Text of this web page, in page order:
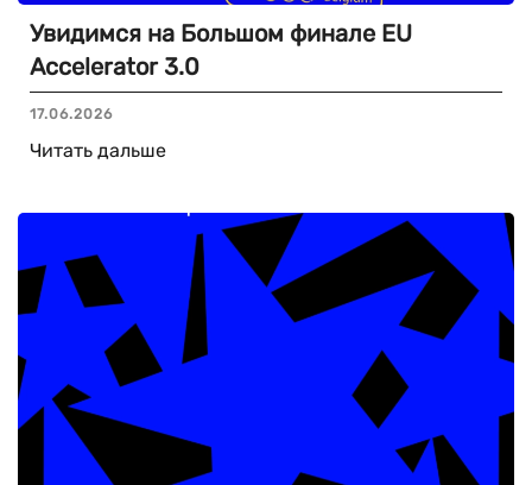
Увидимся на Большом финале EU
Accelerator 3.0
17.06.2026
Читать дальше